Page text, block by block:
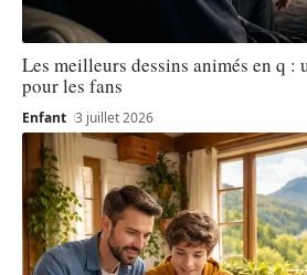
Les meilleurs dessins animés en q :
pour les fans
Enfant 3 juillet 2026